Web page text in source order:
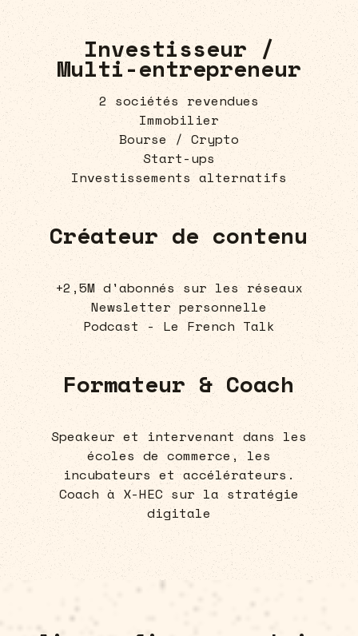
Investisseur /
Multi-entrepreneur
2 sociétés revendues
Immobilier
Bourse / Crypto
Start-ups
Investissements alternatifs
Créateur de contenu
+2,5M d'abonnés sur les réseaux
Newsletter personnelle
Podcast - Le French Talk
Formateur & Coach
Speakeur et intervenant dans les
écoles de commerce, les
incubateurs et accélérateurs.
Coach à X-HEC sur la stratégie
digitale